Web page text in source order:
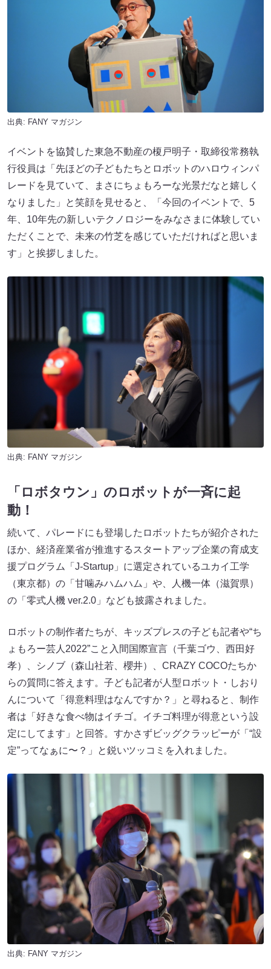
出典: FANY マガジン
イベントを協賛した東急不動産の榎戸明子・取締役常務執
行役員は「先ほどの子どもたちとロボットのハロウィンパ
レードを見ていて、まさにちょもろーな光景だなと嬉しく
なりました」と笑顔を見せると、「今回のイベントで、5
年、10年先の新しいテクノロジーをみなさまに体験してい
ただくことで、未来の竹芝を感じていただければと思いま
す」と挨拶しました。
出典: FANY マガジン
「ロボタウン」のロボットが一斉に起
動！
続いて、パレードにも登場したロボットたちが紹介された
ほか、経済産業省が推進するスタートアップ企業の育成支
援プログラム「J-Startup」に選定されているユカイ工学
（東京都）の「甘噛みハムハム」や、人機一体（滋賀県）
の「零式人機 ver.2.0」なども披露されました。
ロボットの制作者たちが、キッズプレスの子ども記者や“ち
ょもろー芸人2022”こと入間国際宣言（千葉ゴウ、西田好
孝）、シノブ（森山社若、櫻井）、CRAZY COCOたちか
らの質問に答えます。子ども記者が人型ロボット・しおり
んについて「得意料理はなんですか？」と尋ねると、制作
者は「好きな食べ物はイチゴ。イチゴ料理が得意という設
定にしてます」と回答。すかさずビッグクラッピーが「“設
定”ってなぁに〜？」と鋭いツッコミを入れました。
出典: FANY マガジン